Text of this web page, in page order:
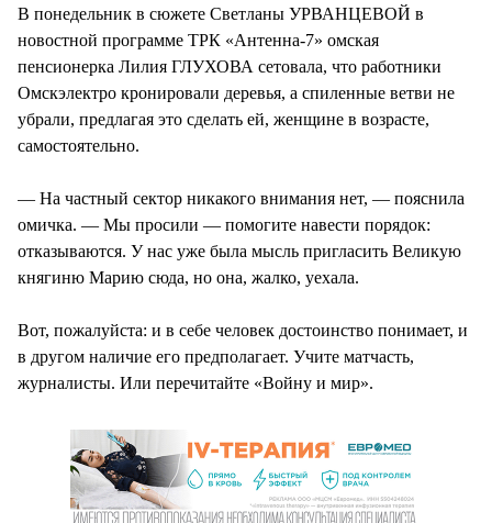
В понедельник в сюжете Светланы УРВАНЦЕВОЙ в
новостной программе ТРК «Антенна-7» омская
пенсионерка Лилия ГЛУХОВА сетовала, что работники
Омскэлектро кронировали деревья, а спиленные ветви не
убрали, предлагая это сделать ей, женщине в возрасте,
самостоятельно.
— На частный сектор никакого внимания нет, — пояснила
омичка. — Мы просили — помогите навести порядок:
отказываются. У нас уже была мысль пригласить Великую
княгиню Марию сюда, но она, жалко, уехала.
Вот, пожалуйста: и в себе человек достоинство понимает, и
в другом наличие его предполагает. Учите матчасть,
журналисты. Или перечитайте «Войну и мир».